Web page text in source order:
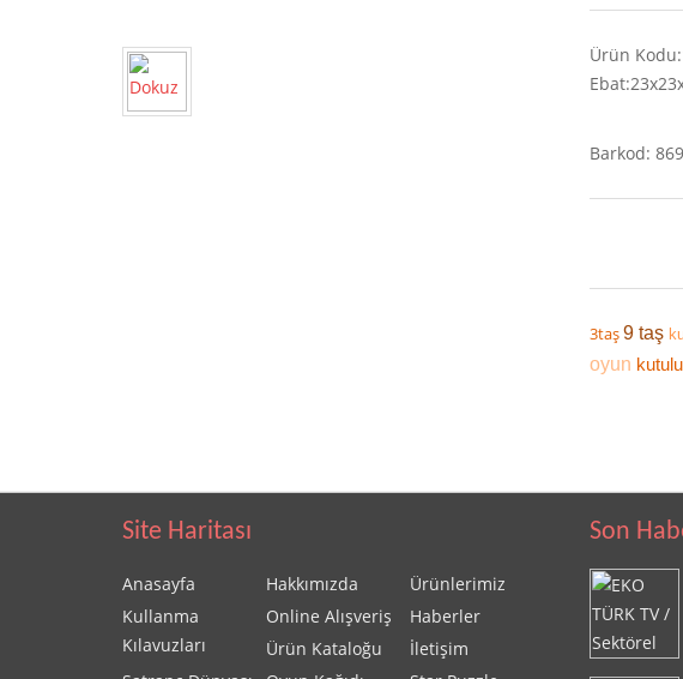
Ürün
Barkod:
3taş9 taş
oyun
Site Haritası
Anasayfa Hakkımızda
Ürünlerimiz
Kullanma
Kılavuzları
Online Alışveriş
Haberler
Ürün Kataloğu
İletişim
Son